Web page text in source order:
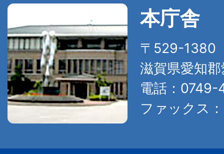
本庁舎
〒529-
滋賀県愛知
電話：0749-
ファックス